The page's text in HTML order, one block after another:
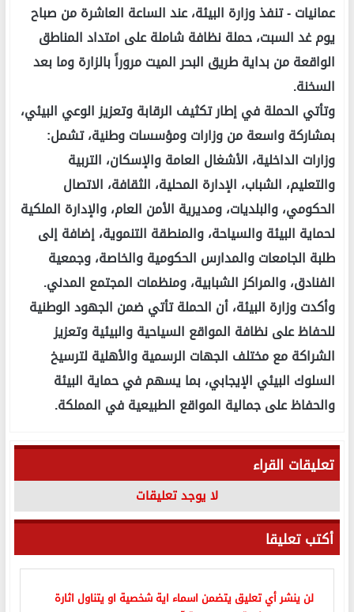
عمانيات -تنفذ وزارة البيئة، عند الساعة العاشرة من صباح
يوم غد السبت، حملة نظافة شاملة على امتداد المناطق
الواقعة من بداية طريق البحر الميت مروراً بالزارة وما بعد
السخنة.
وتأتي الحملة في إطار تكثيف الرقابة وتعزيز الوعي البيئي،
بمشاركة واسعة من وزارات ومؤسسات وطنية، تشمل:
وزارات الداخلية، الأشغال العامة والإسكان، التربية
والتعليم، الشباب، الإدارة المحلية، الثقافة، الاتصال
الحكومي، والبلديات، ومديرية الأمن العام، والإدارة الملكية
لحماية البيئة والسياحة، والمنطقة التنموية، إضافة إلى
طلبة الجامعات والمدارس الحكومية والخاصة، وجمعية
الفنادق، والمراكز الشبابية، ومنظمات المجتمع المدني.
وأكدت وزارة البيئة، أن الحملة تأتي ضمن الجهود الوطنية
للحفاظ على نظافة المواقع السياحية والبيئية وتعزيز
الشراكة مع مختلف الجهات الرسمية والأهلية لترسيخ
السلوك البيئي الإيجابي، بما يسهم في حماية البيئة
والحفاظ على جمالية المواقع الطبيعية في المملكة.
تعليقات القراء
لا يوجد تعليقات
أكتب تعليقا
لن ينشر أي تعليق يتضمن اسماء اية شخصية او يتناول اثارة